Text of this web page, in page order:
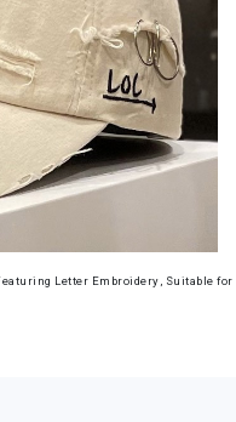
Letter Embroidery, Suitable